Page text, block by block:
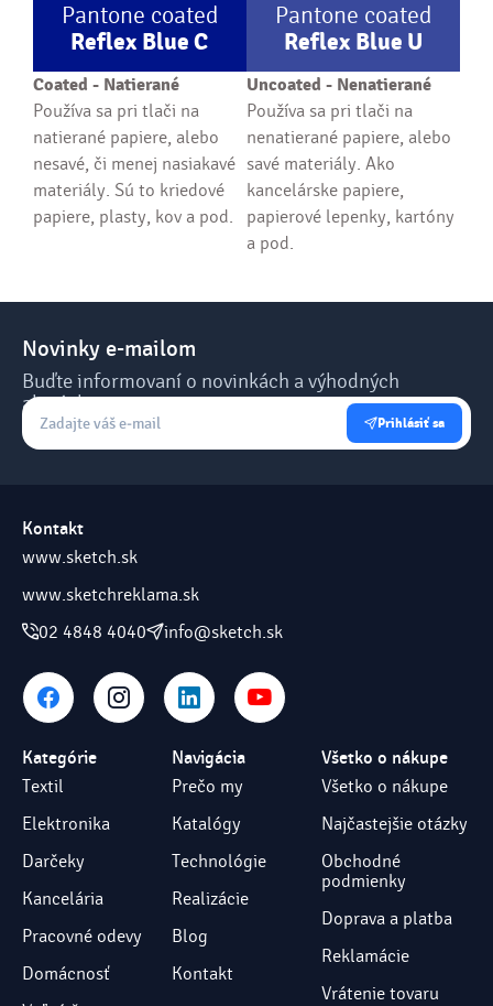
Pantone coated
Reflex BlueC
Coated - Natierané
Používa sa pri tlači na
natierané papiere, alebo
nesavé, či menej nasiakavé
materiály. Sú to kriedové
papiere, plasty, kov a pod.
Pantone coated
Reflex Blue U
Uncoated - Nenatierané
Používa sa pri tlači na
nenatierané papiere, alebo
savé materiály. Ako
kancelárske papiere,
papierové lepenky, kartóny
a pod.
Novinky e-mailom
Buďte informovaní o novinkách a výhodných
akciách.
Prihlásiť sa
Kontakt
www.sketch.sk
www.sketchreklama.sk
02 4848 4040
info@sketch.sk
Kategórie
Textil
Elektronika
Darčeky
Kancelária
Pracovné odevy
Domácnosť
Navigácia
Prečo my
Katalógy
Technológie
Realizácie
Blog
Kontakt
Všetko o nákupe
Všetko o nákupe
Najčastejšie otázky
Obchodné
podmienky
Doprava a platba
Reklamácie
Vrátenie tovaru